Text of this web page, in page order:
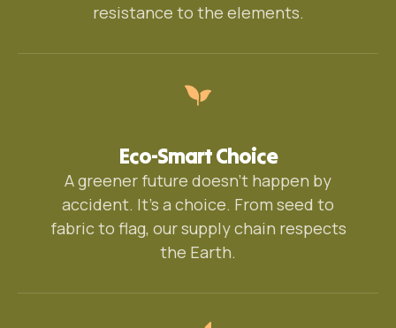
resistance to the elements.
Eco-Smart Choice
A greener future doesn’t happen by
accident. It’s a choice. From seed to
fabric to flag, our supply chain respects
the Earth.